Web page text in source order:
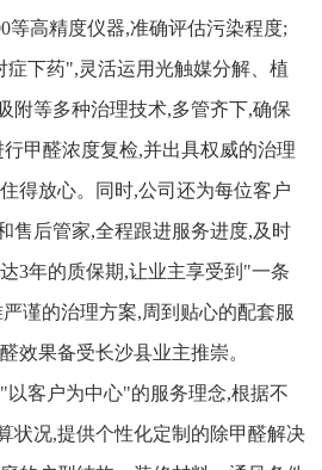
等高精度仪器,准确评估污染程度;
下药",灵活运用光触媒分解、植
附等多种治理技术,多管齐下,确保
甲醛浓度复检,并出具权威的治理
得放心。同时,公司还为每位客户
售后管家,全程跟进服务进度,及时
3年的质保期,让业主享受到"一条
谨的治理方案,周到贴心的配套服
效果备受长沙县业主推崇。
客户为中心"的服务理念,根据不
状况,提供个性化定制的除甲醛解决